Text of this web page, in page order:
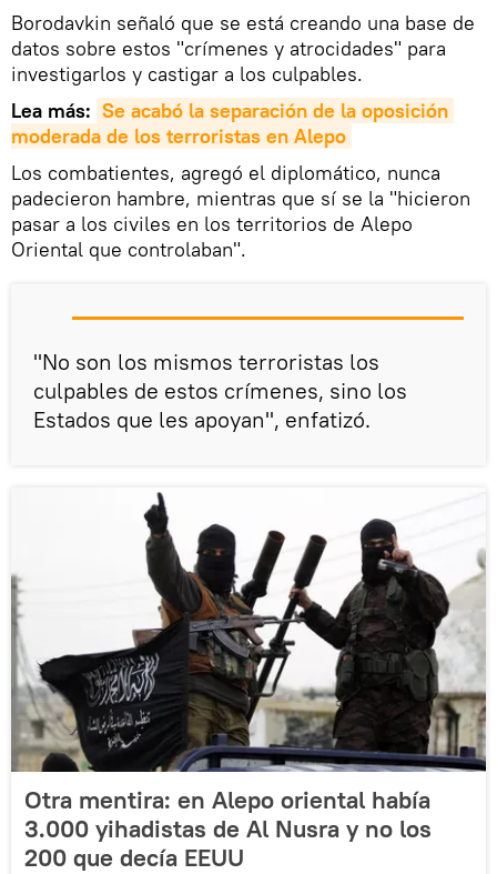
Borodavkin señaló que se está creando una base de
datos sobre estos "crímenes y atrocidades" para
investigarlos y castigar a los culpables.
Lea más: Se acabó la separación de la oposición
moderada de los terroristas en Alepo
Los combatientes, agregó el diplomático, nunca
padecieron hambre, mientras que sí se la "hicieron
pasar a los civiles en los territorios de Alepo
Oriental que controlaban".
"No son los mismos terroristas los
culpables de estos crímenes, sino los
Estados que les apoyan", enfatizó.
Otra mentira: en Alepo oriental había
3.000 yihadistas de Al Nusra y no los
200 que decía EEUU